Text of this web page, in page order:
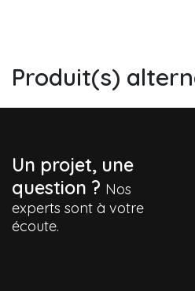
Produit(s)
Un projet, une
question ? Nos
experts sont à votre
écoute.